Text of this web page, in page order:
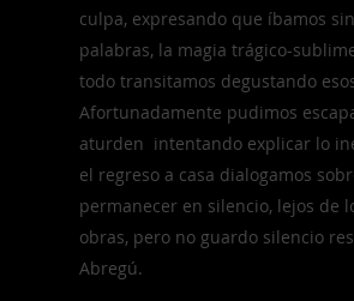
culpa, expresando que íbamos
palabras, la magia trágico-
todo transitamos degustando
Afortunadamente pudimos
aturden intentando explicar lo
el regreso a casa dialogamos
permanecer en silencio, lejos de
obras, pero no guardo silencio
Abregú.